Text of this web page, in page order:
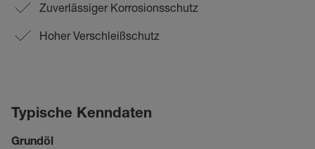
Zuverlässiger Korrosionsschutz
Hoher Verschleißschutz
Typische Kenndaten
Grundöl